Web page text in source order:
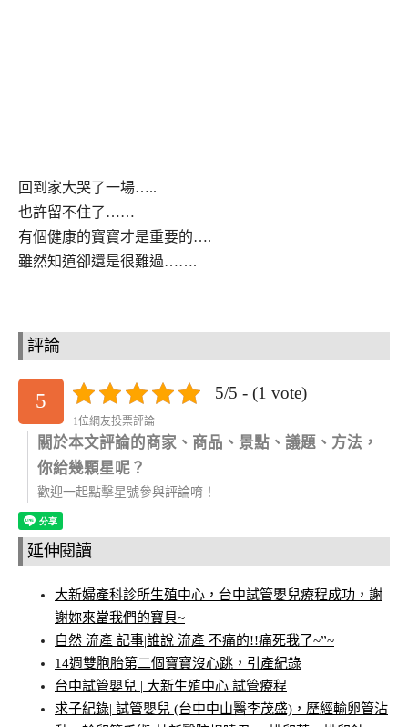
回到家大哭了一場…..
也許留不住了……
有個健康的寶寶才是重要的….
雖然知道卻還是很難過…….
評論
5 5/5 - (1 vote)
1位網友投票評論
關於本文評論的商家、商品、景點、議題、方法，
你給幾顆星呢？
歡迎一起點擊星號參與評論唷！
延伸閱讀
大新婦產科診所生殖中心，台中試管嬰兒療程成功，謝
謝妳來當我們的寶貝~
自然 流產 記事|誰說 流產 不痛的!!痛死我了~”~
14週雙胞胎第二個寶寶沒心跳，引產紀錄
台中試管嬰兒 | 大新生殖中心 試管療程
求子紀錄| 試管嬰兒 (台中中山醫李茂盛)，歷經輸卵管沾